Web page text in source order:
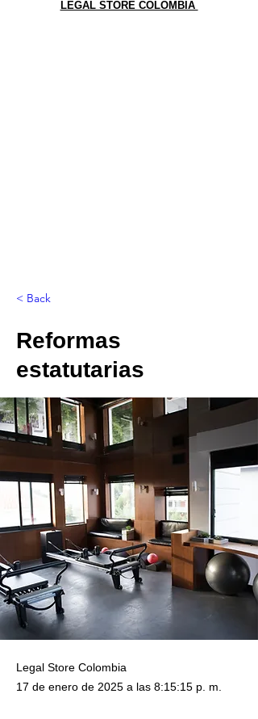
LEGAL STORE COLOMBIA
< Back
Reformas
estatutarias
Legal Store Colombia
17 de enero de 2025 a las 8:15:15 p. m.